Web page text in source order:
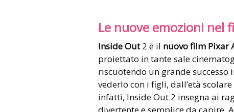
Le nuove emozioni nel
Inside Out2 è il nuovo film Pixar
proiettato in tante sale
riscuotendo un grande successo
vederlo con i figli, dall’età
infatti, Inside Out 2 insegna ai